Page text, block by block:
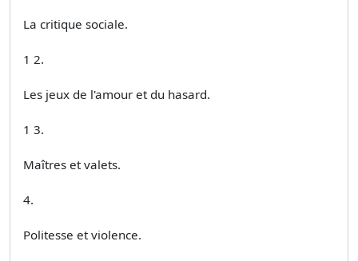
La critique sociale.
1 2.
Les jeux de l'amour et du hasard.
1 3.
Maîtres et valets.
4.
Politesse et violence.